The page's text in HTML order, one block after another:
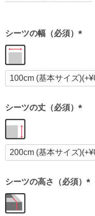
シーツの幅（必須）
須
)
シーツの丈（必須）
須
)
シーツの高さ（必須）